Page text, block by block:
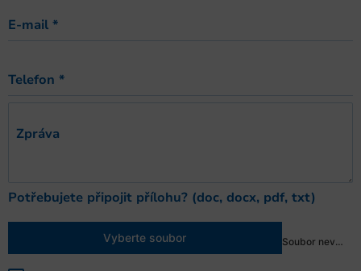
E-mail *
Telefon *
Zpráva
Potřebujete připojit přílohu? (doc, docx, pdf, txt)
Vyberte soubor Soubor nevybrán